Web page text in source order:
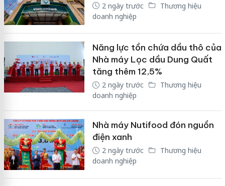
2 ngày trước
Thương hiệu
doanh nghiệp
Năng lực tồn chứa dầu thô của
Nhà máy Lọc dầu Dung Quất
tăng thêm 12,5%
2 ngày trước
Thương hiệu
doanh nghiệp
Nhà máy Nutifood đón nguồn
điện xanh
2 ngày trước
Thương hiệu
doanh nghiệp